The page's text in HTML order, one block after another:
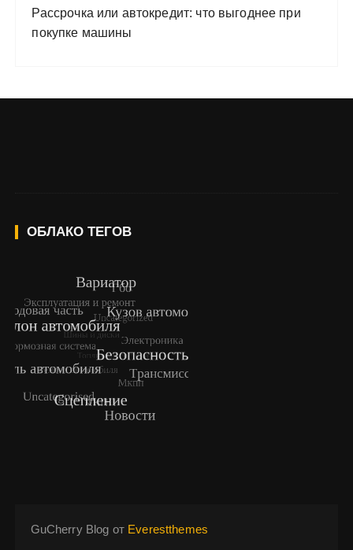
Рассрочка или автокредит: что выгоднее при
покупке машины
ОБЛАКО ТЕГОВ
GuCherry Blog от Everestthemes